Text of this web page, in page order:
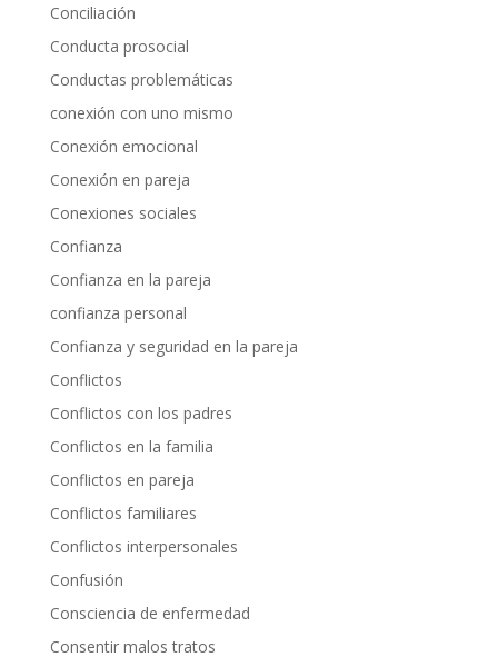
Conciliación
Conducta prosocial
Conductas problemáticas
conexión con uno mismo
Conexión emocional
Conexión en pareja
Conexiones sociales
Confianza
Confianza en la pareja
confianza personal
Confianza y seguridad en la pareja
Conflictos
Conflictos con los padres
Conflictos en la familia
Conflictos en pareja
Conflictos familiares
Conflictos interpersonales
Confusión
Consciencia de enfermedad
Consentir malos tratos